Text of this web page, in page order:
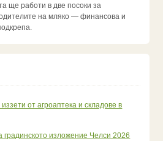
ще работи в две посоки за
на мляко — финансова и
от агроаптека и складове в
градинското изложение Челси 2026